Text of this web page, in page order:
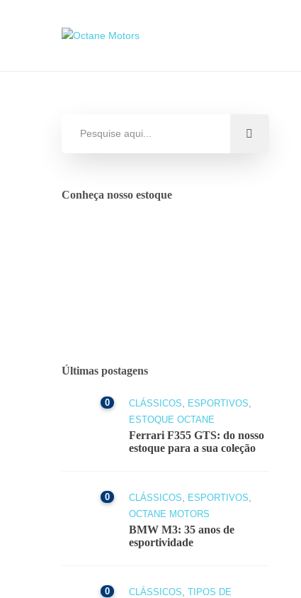
Conheça nosso estoque
Últimas postagens
0 CLÁSSICOS ESPORTIVOS
ESTOQUE OCTANE
Ferrari F355 GTS: do nosso
estoque para a sua coleção
0 CLÁSSICOS ESPORTIVOS
OCTANE MOTORS
BMW M3: 35 anos de
esportividade
0 CLÁSSICOS TIPOS DE